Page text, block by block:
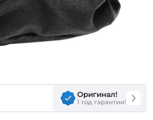
Оригинал!
1 год гарантии!